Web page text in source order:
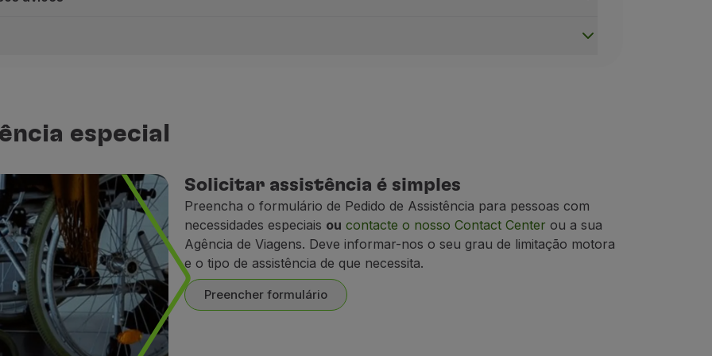
aviões especial
Solicitar assistência é simples
Preencha o formulário de Pedido de Assistência para pessoas com
necessidades especiais ou contacte o nosso Contact Center ou a sua
Agência de Viagens. Deve informar-nos o seu grau de limitação motora
e o tipo de assistência de que necessita.
Preencher formulário